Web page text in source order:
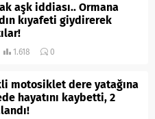
aşk iddiası.. Ormana
kıyafeti giydirerek
1.618 0
motosiklet dere yatağına
hayatını kaybetti, 2